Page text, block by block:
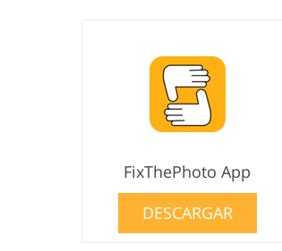
FixThePhoto App
DESCARGAR